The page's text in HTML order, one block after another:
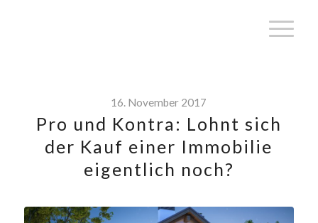
16. November 2017
Pro und Kontra: Lohnt sich
der Kauf einer Immobilie
eigentlich noch?